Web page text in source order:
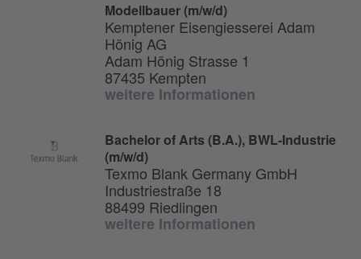
Modellbauer (m/w/d)
Kemptener Eisengiesserei Adam
Hönig AG
Adam Hönig Strasse 1
87435 Kempten
weitere Informationen
Bachelor of Arts (B.A.), BWL-Industrie
(m/w/d)
Texmo Blank Germany GmbH
Industriestraße 18
88499 Riedlingen
weitere Informationen